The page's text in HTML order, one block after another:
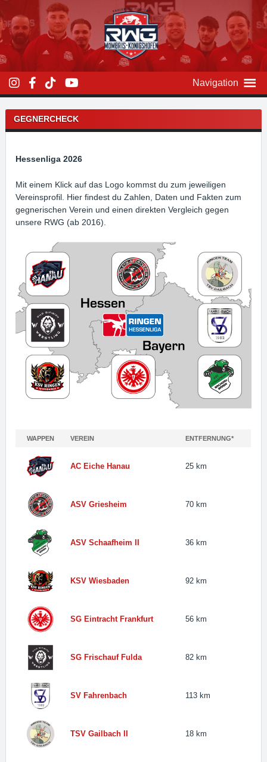
Inhalt
überspringen
Navigation
GEGNERCHECK
Hessenliga 2026
Mit einem Klick auf das Logo kommst du zum jeweiligen
Vereinsprofil. Hier findest du Zahlen, Daten und Fakten zum
gegnerischen Verein und einen direkten Vergleich gegen
unsere RWG (ab 2016).
WAPPEN VEREIN
ENTFERNUNG*
AC Eiche Hanau 25 km
ASV Griesheim 70 km
ASV Schaafheim II 36 km
KSV Wiesbaden 92 km
SG Eintracht Frankfurt 56 km
SG Frischauf Fulda 82 km
SV Fahrenbach 113 km
TSV Gailbach II 18 km